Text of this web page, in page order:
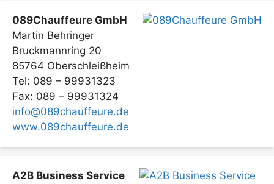
089Chauffeure GmbH
Martin Behringer
Bruckmannring 20
85764 Oberschleißheim
Tel: 089 – 99931323
Fax: 089 – 99931324
info@089chauffeure.de
www.089chauffeure.de
A2B Business Service